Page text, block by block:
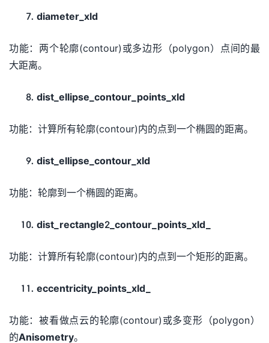
diameter_xld
功能：两个轮廓(contour)或多边形（polygon）点间的最
大距离。
dist_ellipse_contour_points_xld
功能：计算所有轮廓(contour)内的点到一个椭圆的距离。
dist_ellipse_contour_xld
功能：轮廓到一个椭圆的距离。
dist_rectangle2_contour_points_xld_
功能：计算所有轮廓(contour)内的点到一个矩形的距离。
eccentricity_points_xld_
功能：被看做点云的轮廓(contour)或多变形（polygon）
的Anisometry。